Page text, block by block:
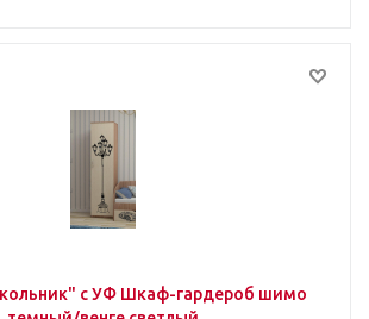
с УФ Шкаф-гардероб шимо